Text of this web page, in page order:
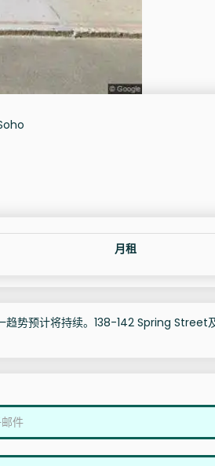
月租
势预计将持续。138-142 Spring Street